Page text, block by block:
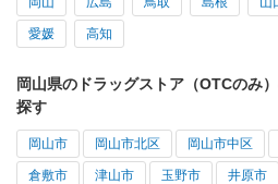
愛媛 高知
岡山県のドラッグストア（OTCのみ
探す
岡山市 岡山市北区 岡山市中区
倉敷市 津山市 玉野市 井原市